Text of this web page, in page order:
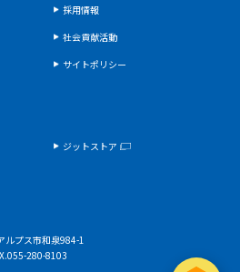
採用情報
社会貢献活動
サイトポリシー
ジットストア
プス市和泉984-1
280-8103